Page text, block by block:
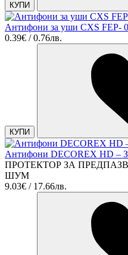
КУПИ
Антифони за уши CXS FEP-
0.39€ / 0.76лв.
КУПИ
Антифони DECOREX HD –
ПРОТЕКТОР ЗА
ШУМ
9.03€ / 17.66лв.